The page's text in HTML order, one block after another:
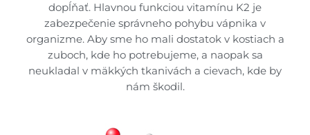
dopĺňať. Hlavnou funkciou vitamínu K2 je
zabezpečenie správneho pohybu vápnika v
organizme. Aby sme ho mali dostatok v kostiach a
zuboch, kde ho potrebujeme, a naopak sa
neukladal v mäkkých tkanivách a cievach, kde by
nám škodil.